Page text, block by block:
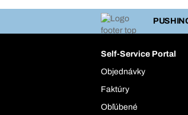
Self-Service Portal
Objednávky
Faktúry
Obľúbené